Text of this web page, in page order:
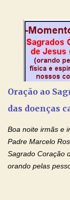
Ágape de nosso
Mãezinha do Céu
Não desista,
Devoção e Fé
Arcanjo) "Senhor,
se encontram
droga. Senhor, Pai
drogas, c...
Oração ao
das doenças
Boa noite irmãs e
Padre Marcelo
Sagrado Coração
orando pelas